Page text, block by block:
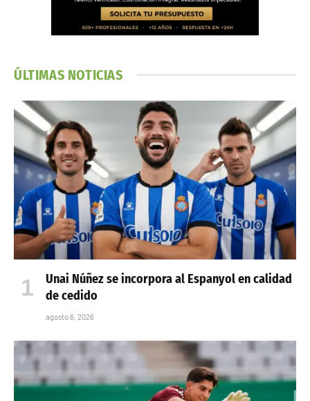
ÚLTIMAS NOTICIAS
Unai Núñez se incorpora al Espanyol en calidad
de cedido
agosto 6, 2026